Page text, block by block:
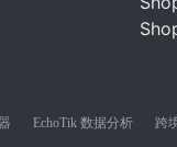
EchoTik 数据分析 跨